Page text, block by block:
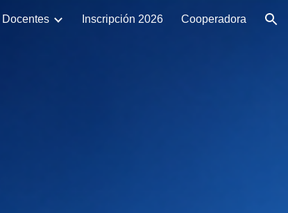
Docentes Inscripción 2026 Cooperadora